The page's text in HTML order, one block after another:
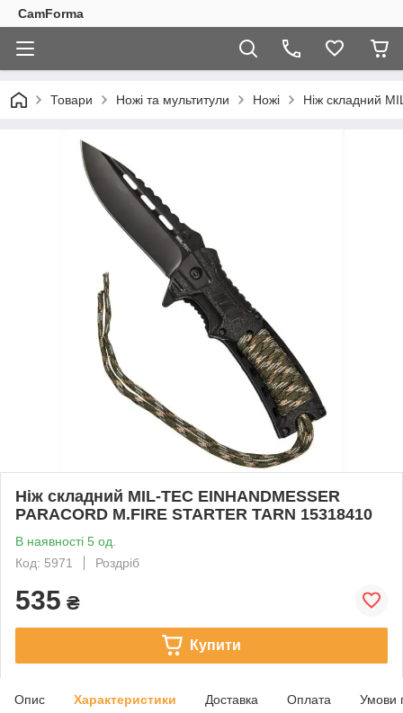
CamForma
Товари Ножі та мультитули Ножі Ніж складний
Ніж складний MIL-TEC EINHANDMESSER
PARACORD M.FIRE STARTER TARN 15318410
В наявності 5 од.
Код: 5971
Роздріб
535 ₴
Купити
Опис Характеристики Доставка Оплата Умови